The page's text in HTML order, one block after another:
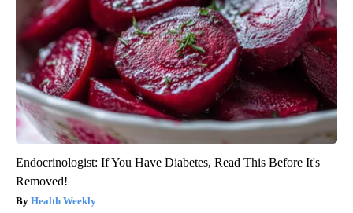
Endocrinologist: If You Have Diabetes, Read This Before It's
Removed!
Health Weekly